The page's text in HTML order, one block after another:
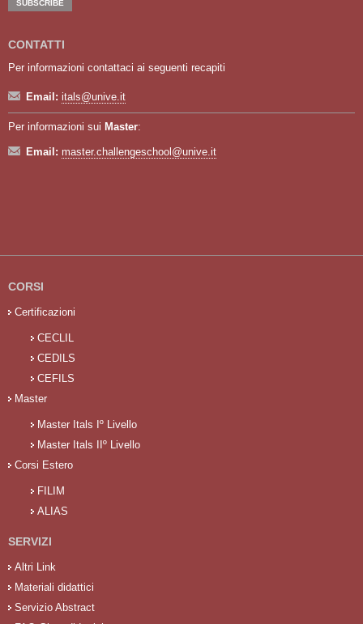
CONTATTI
Per informazioni contattaci ai seguenti recapiti
Email: itals@unive.it
Per informazioni sui Master:
Email: master.challengeschool@unive.it
CORSI
Certificazioni
CECLIL
CEDILS
CEFILS
Master
Master Itals Iº Livello
Master Itals IIº Livello
Corsi Estero
FILIM
ALIAS
SERVIZI
Altri Link
Materiali didattici
Servizio Abstract